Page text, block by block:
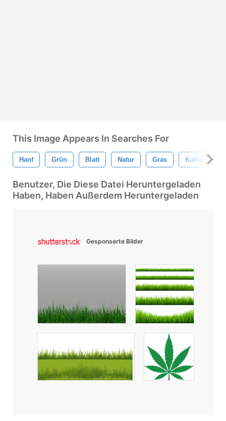
This Image Appears In Searches For
Hanf Grün Blatt Natur Gras Kultur
Benutzer, Die Diese Datei Heruntergeladen
Haben, Haben Außerdem Heruntergeladen
Gesponserte Bilder